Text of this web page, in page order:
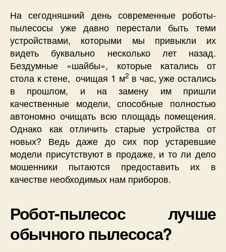
На сегодняшний день современные роботы-
пылесосы уже давно перестали быть теми
устройствами, которыми мы привыкли их
видеть буквально несколько лет назад.
Бездумные «шайбы», которые катались от
стола к стене, очищая 1 м2 в час, уже остались
в прошлом, и на замену им пришли
качественные модели, способные полностью
автономно очищать всю площадь помещения.
Однако как отличить старые устройства от
новых? Ведь даже до сих пор устаревшие
модели присутствуют в продаже, и то ли дело
мошенники пытаются предоставить их в
качестве необходимых нам приборов.
Робот-пылесос лучше
обычного пылесоса?